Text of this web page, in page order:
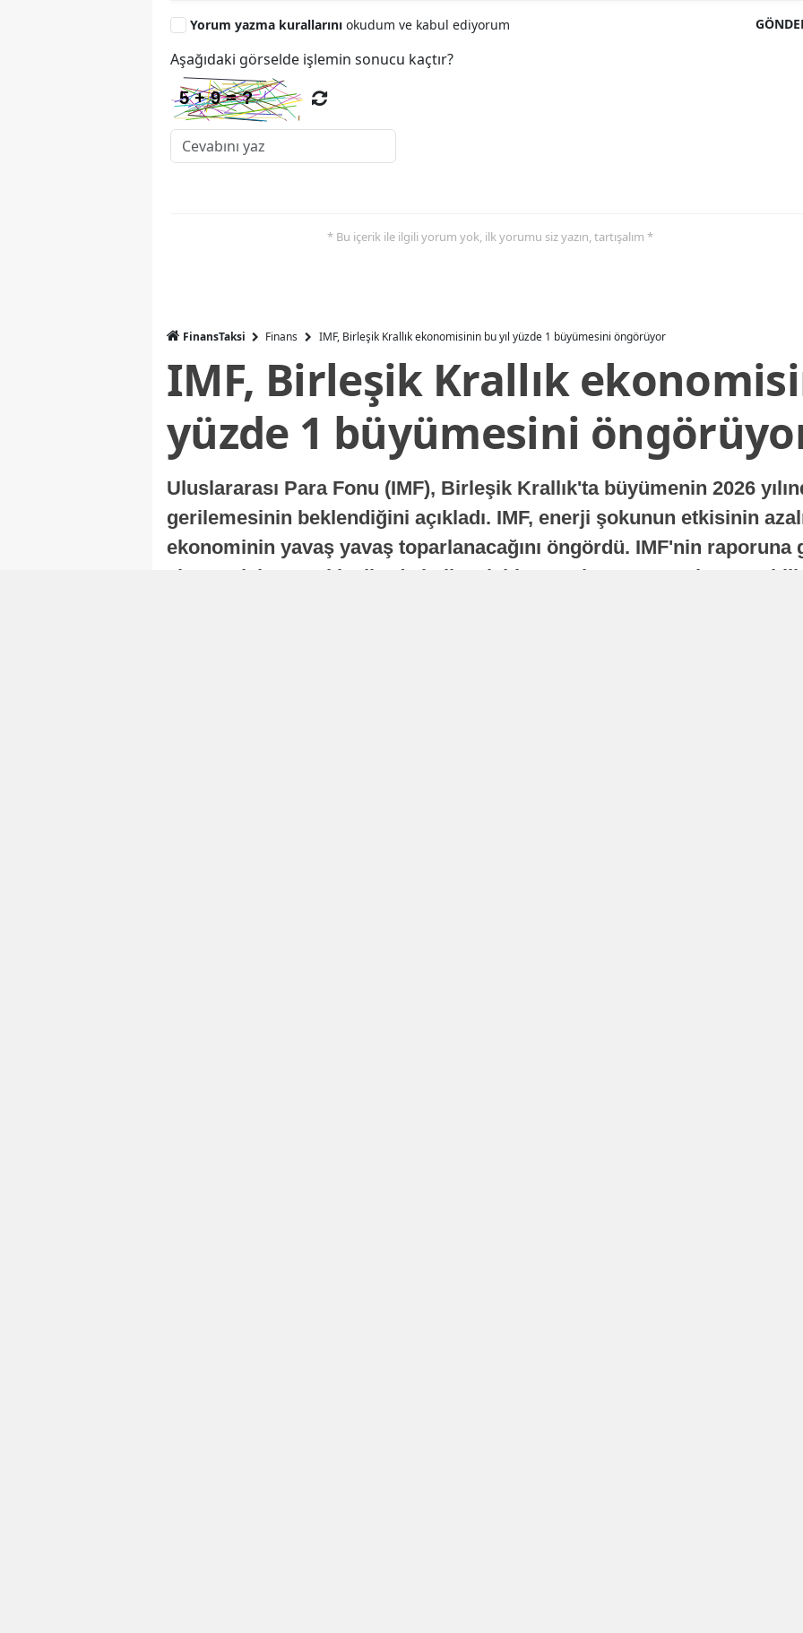
Yorum yazma kurallarını okudum ve kabul ediyorum
Aşağıdaki görselde işlemin sonucu kaçtır?
* Bu içerik ile ilgili yorum yok, ilk yorumu siz yazın, tartışalım *
FinansTaksi Finans IMF, Birleşik Krallık ekonomisinin bu yıl yüzde 1 büyümesini öngörüyor
IMF, Birleşik Krallık
yüzde 1 büyümesini
Uluslararası Para Fonu (IMF), Birleşik Krallık'ta büyümenin 2026
gerilemesinin beklendiğini açıkladı. IMF, enerji şokunun etkisinin
ekonominin yavaş yavaş toparlanacağını öngördü. IMF'nin raporuna
ekonomisi, sonraki yıllarda istikrarlı bir toparlanma süreci